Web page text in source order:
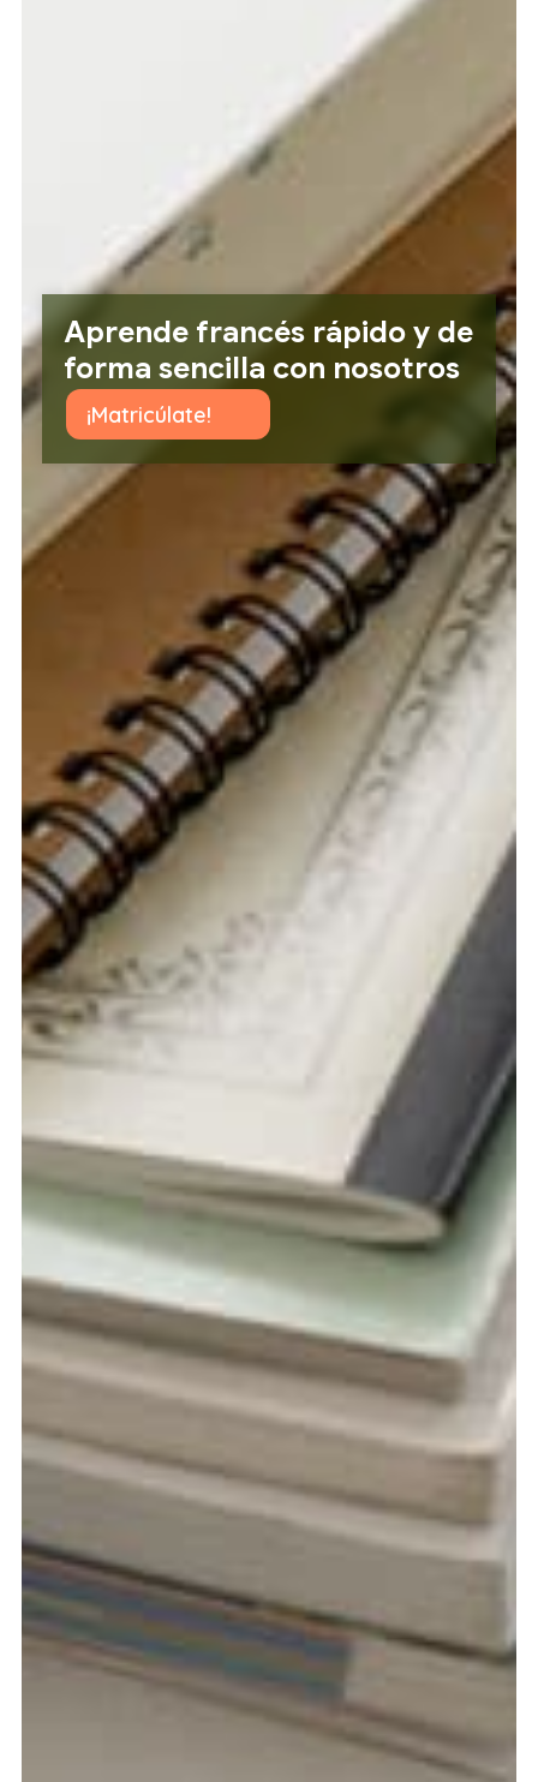
Aprende francés rápido y de
forma sencilla con nosotros
¡Matricúlate!